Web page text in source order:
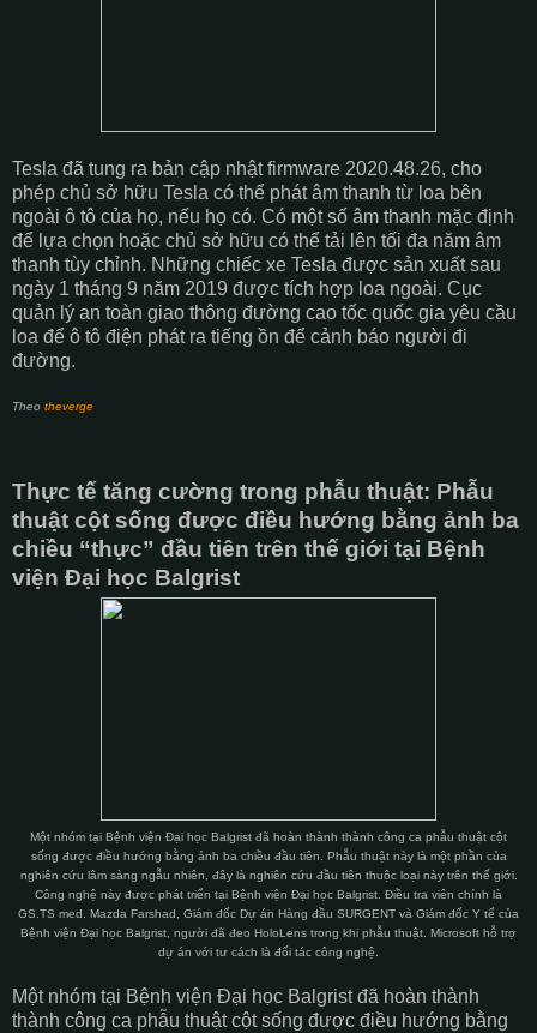
Tesla đã tung ra bản cập nhật firmware 2020.48.26, cho
phép chủ sở hữu Tesla có thể phát âm thanh từ loa bên
ngoài ô tô của họ, nếu họ có. Có một số âm thanh mặc định
để lựa chọn hoặc chủ sở hữu có thể tải lên tối đa năm âm
thanh tùy chỉnh. Những chiếc xe Tesla được sản xuất sau
ngày 1 tháng 9 năm 2019 được tích hợp loa ngoài. Cục
quản lý an toàn giao thông đường cao tốc quốc gia yêu cầu
loa để ô tô điện phát ra tiếng ồn để cảnh báo người đi
đường.
Theo theverge
Thực tế tăng cường trong phẫu thuật: Phẫu
thuật cột sống được điều hướng bằng ảnh ba
chiều “thực” đầu tiên trên thế giới tại Bệnh
viện Đại học Balgrist
Một nhóm tại Bệnh viện Đại học Balgrist đã hoàn thành thành công ca phẫu thuật cột
sống được điều hướng bằng ảnh ba chiều đầu tiên. Phẫu thuật này là một phần của
nghiên cứu lâm sàng ngẫu nhiên, đây là nghiên cứu đầu tiên thuộc loại này trên thế giới.
Công nghệ này được phát triển tại Bệnh viện Đại học Balgrist. Điều tra viên chính là
GS.TS med. Mazda Farshad, Giám đốc Dự án Hàng đầu SURGENT và Giám đốc Y tế của
Bệnh viện Đại học Balgrist, người đã đeo HoloLens trong khi phẫu thuật. Microsoft hỗ trợ
dự án với tư cách là đối tác công nghệ.
Một nhóm tại Bệnh viện Đại học Balgrist đã hoàn thành
thành công ca phẫu thuật cột sống được điều hướng bằng